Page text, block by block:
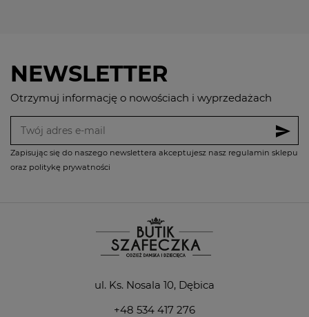
NEWSLETTER
Otrzymuj informację o nowościach i wyprzedażach
send
Zapisując się do naszego newslettera akceptujesz nasz regulamin sklepu
oraz politykę prywatności
ul. Ks. Nosala 10, Dębica
+48 534 417 276